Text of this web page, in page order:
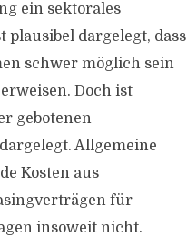
ein sektorales
dargelegt, dass
schwer möglich sein
Doch ist
gebotenen
Allgemeine
Kosten aus
für
insoweit nicht.